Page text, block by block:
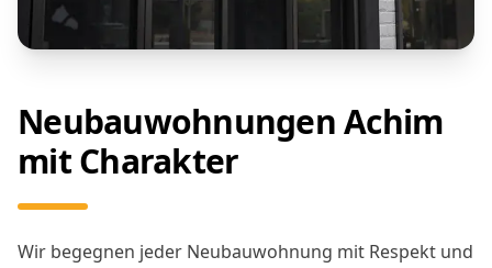
Neubauwohnungen Achim
mit Charakter
Wir begegnen jeder Neubauwohnung mit Respekt und